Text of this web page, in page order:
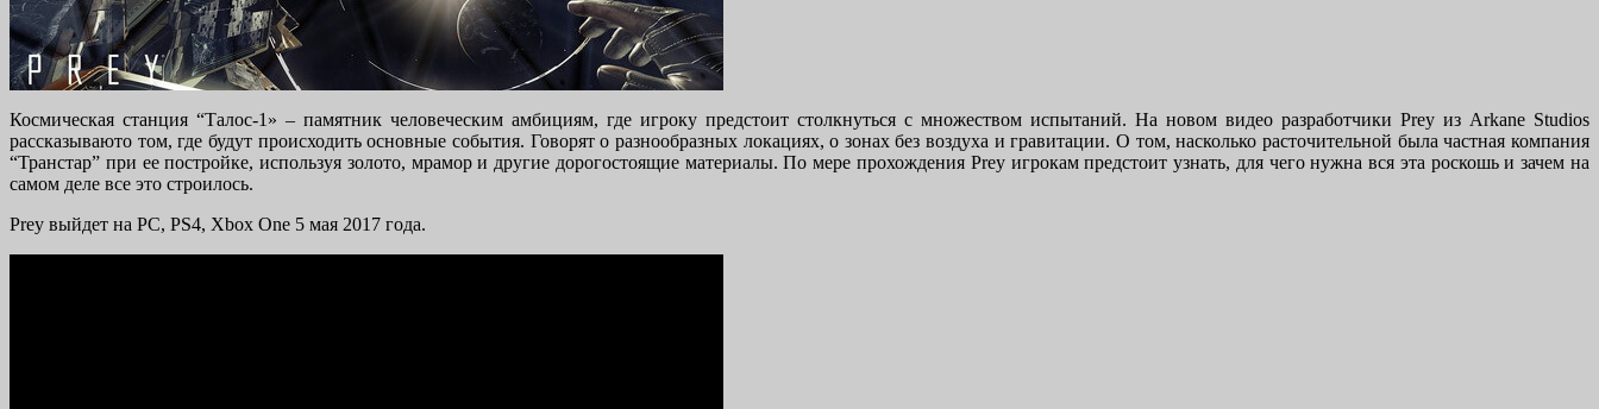
Космическая станция “Талос-1» – памятник человеческим амбициям, где игроку предстоит столкнуться с множеством испытаний. На новом видео разработчики Prey из Arkane Studios
рассказываюто том, где будут происходить основные события. Говорят о разнообразных локациях, о зонах без воздуха и гравитации. О том, насколько расточительной была частная компания
“Транстар” при ее постройке, используя золото, мрамор и другие дорогостоящие материалы. По мере прохождения Prey игрокам предстоит узнать, для чего нужна вся эта роскошь и зачем на
самом деле все это строилось.
Prey выйдет на PC, PS4, Xbox One 5 мая 2017 года.